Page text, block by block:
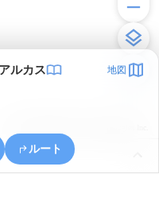
ルカス 地図
ルート